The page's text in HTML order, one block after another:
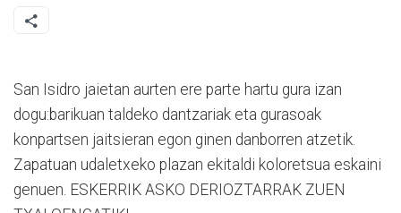
San Isidro jaietan aurten ere parte hartu gura izan
dogu:barikuan taldeko dantzariak eta gurasoak
konpartsen jaitsieran egon ginen danborren atzetik.
Zapatuan udaletxeko plazan ekitaldi koloretsua eskaini
genuen. ESKERRIK ASKO DERIOZTARRAK ZUEN